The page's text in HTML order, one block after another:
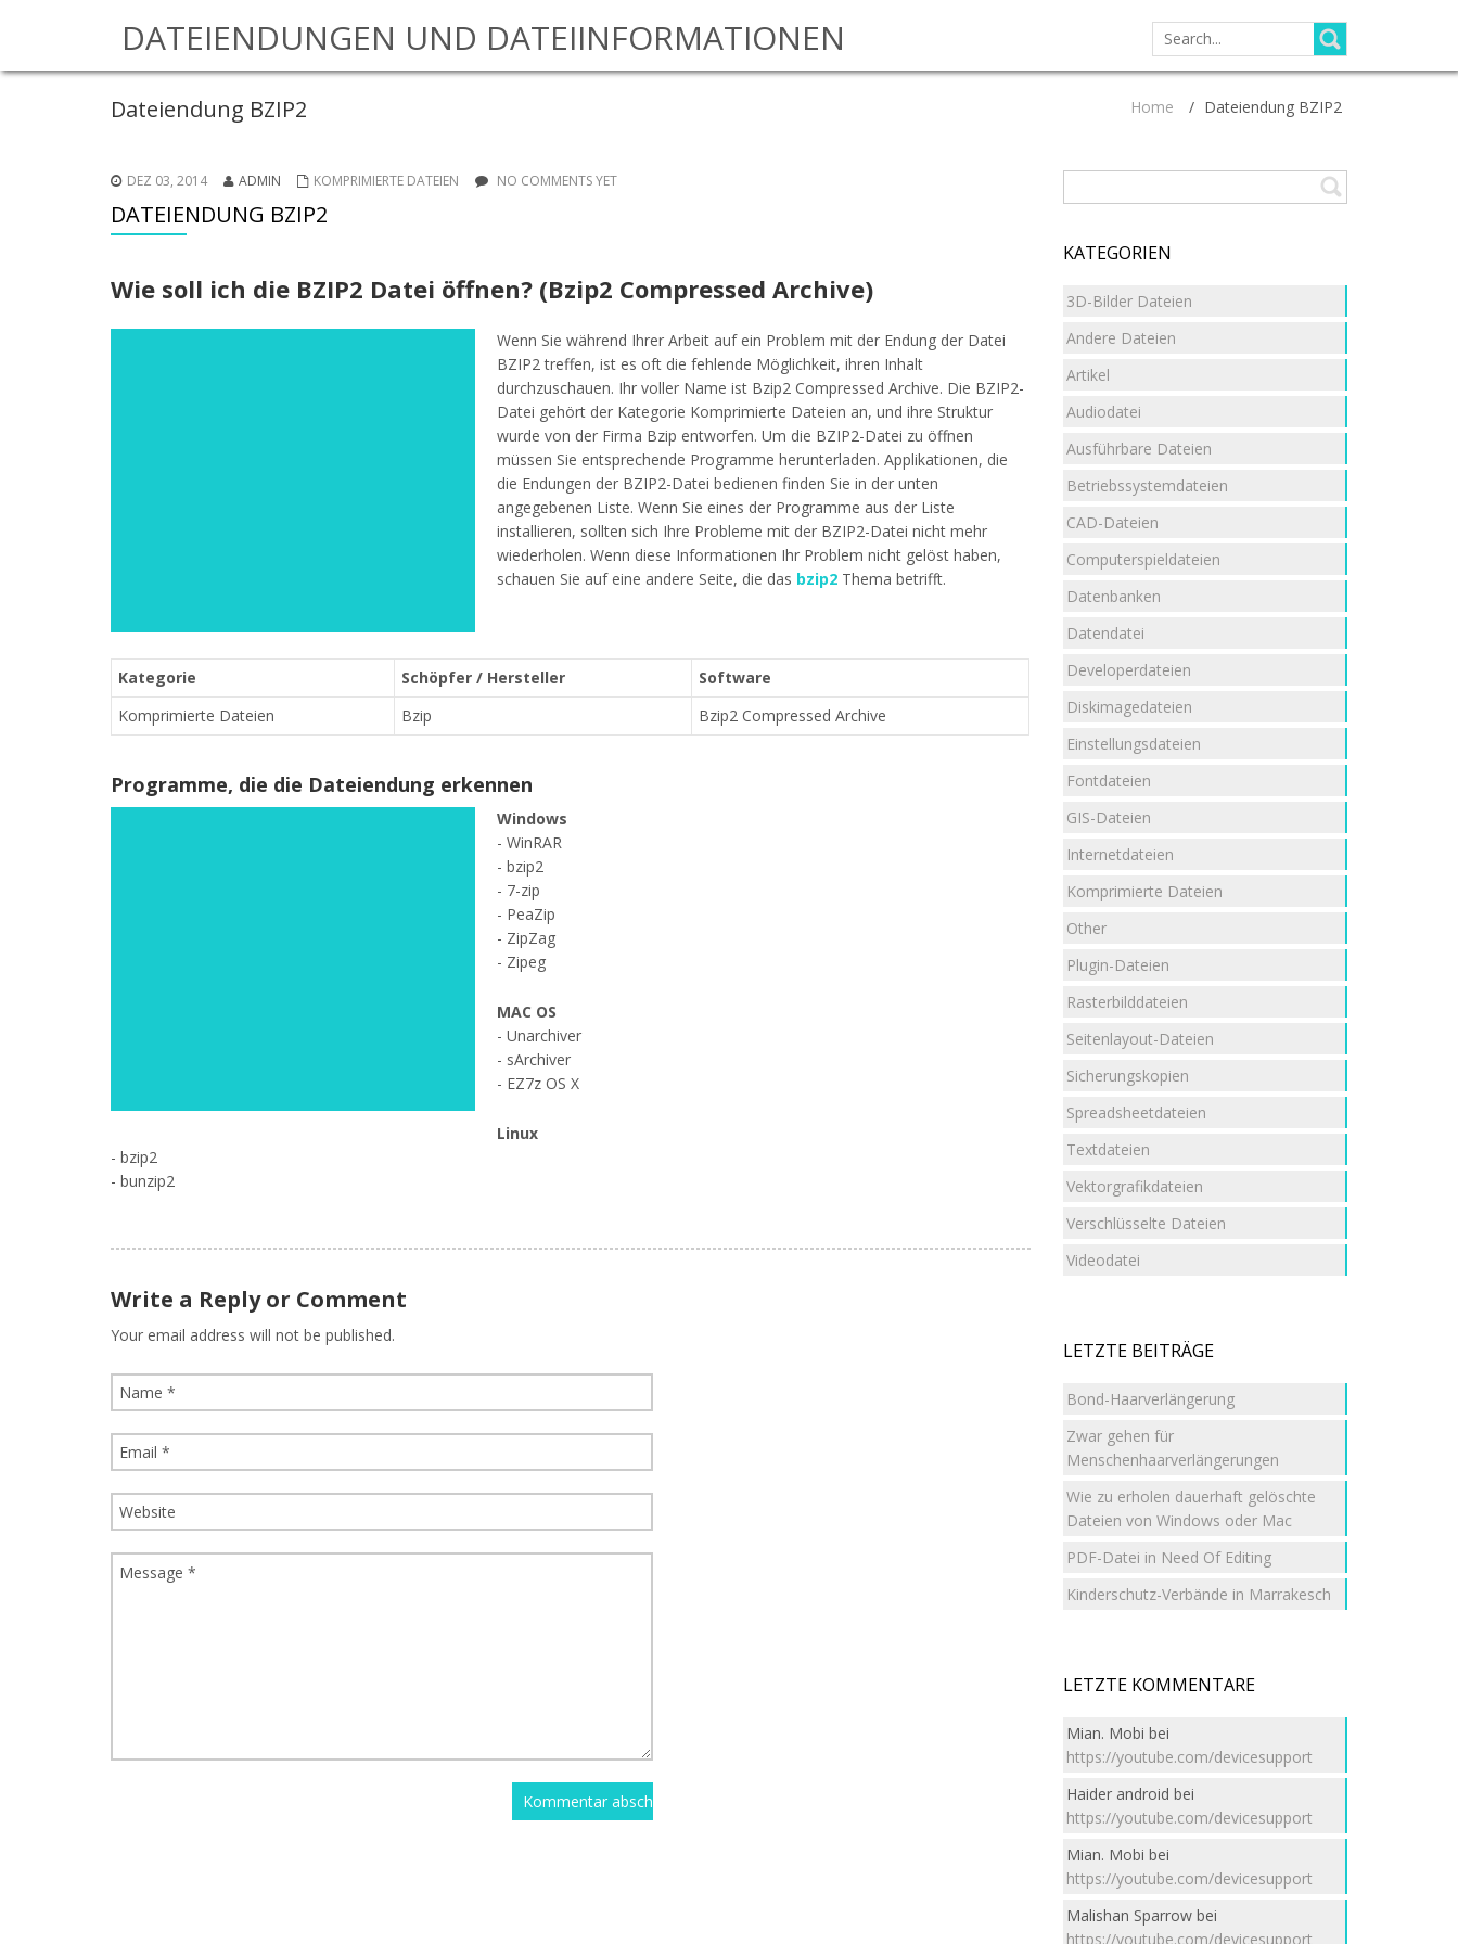
DATEIENDUNGEN UND DATEIINFORMATIONEN
SEARCH
FOR:
Dateiendung BZIP2 Home / Dateiendung BZIP2
DEZ 03, 2014 ADMIN KOMPRIMIERTE DATEIEN NO COMMENTS YET
DATEIENDUNG BZIP2
Wie soll ich die BZIP2 Datei öffnen? (Bzip2 Compressed Archive)
Wenn Sie während Ihrer Arbeit auf ein Problem mit der Endung der Datei
BZIP2 treffen, ist es oft die fehlende Möglichkeit, ihren Inhalt
durchzuschauen. Ihr voller Name ist Bzip2 Compressed Archive. Die BZIP2-
Datei gehört der Kategorie Komprimierte Dateien an, und ihre Struktur
wurde von der Firma Bzip entworfen. Um die BZIP2-Datei zu öffnen
müssen Sie entsprechende Programme herunterladen. Applikationen, die
die Endungen der BZIP2-Datei bedienen finden Sie in der unten
angegebenen Liste. Wenn Sie eines der Programme aus der Liste
installieren, sollten sich Ihre Probleme mit der BZIP2-Datei nicht mehr
wiederholen. Wenn diese Informationen Ihr Problem nicht gelöst haben,
schauen Sie auf eine andere Seite, die das bzip2 Thema betrifft.
Kategorie Schöpfer / Hersteller
Software
Komprimierte Dateien
Bzip Bzip2 Compressed Archive
Programme, die die Dateiendung erkennen
Windows
- WinRAR
- bzip2
- 7-zip
- PeaZip
- ZipZag
- Zipeg
MAC OS
- Unarchiver
- sArchiver
- EZ7z OS X
Linux
- bzip2
- bunzip2
Write a Reply or Comment
Your email address will not be published.
KATEGORIEN
3D-Bilder Dateien
Andere Dateien
Artikel
Audiodatei
Ausführbare Dateien
Betriebssystemdateien
CAD-Dateien
Computerspieldateien
Datenbanken
Datendatei
Developerdateien
Diskimagedateien
Einstellungsdateien
Fontdateien
GIS-Dateien
Internetdateien
Komprimierte Dateien
Other
Plugin-Dateien
Rasterbilddateien
Seitenlayout-Dateien
Sicherungskopien
Spreadsheetdateien
Textdateien
Vektorgrafikdateien
Verschlüsselte Dateien
Videodatei
LETZTE BEITRÄGE
Bond-Haarverlängerung
Zwar gehen für
Menschenhaarverlängerungen
Wie zu erholen dauerhaft gelöschte
Dateien von Windows oder Mac
PDF-Datei in Need Of Editing
Kinderschutz-Verbände in Marrakesch
LETZTE KOMMENTARE
Mian. Mobi bei
https://youtube.com/devicesupport
Haider android bei
https://youtube.com/devicesupport
Mian. Mobi bei
https://youtube.com/devicesupport
Malishan Sparrow bei
https://youtube.com/devicesupport